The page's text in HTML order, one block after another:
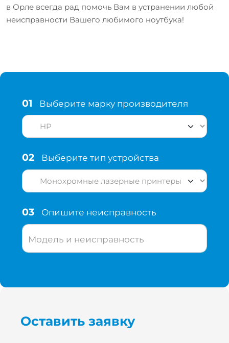
в Орле всегда рад помочь Вам в устранении любой
неисправности Вашего любимого ноутбука!
01 Выберите марку производителя
02 Выберите тип устройства
03 Опишите неисправность
Модель и неисправность
Оставить заявку